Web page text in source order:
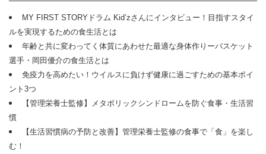
MY FIRST STORYドラム Kid’zさんにインタビュー！目指すスタイ
ルを実現するための食生活とは
年齢と共に変わってく体質にあわせた最適な身体作りーバスケット
選手・岡田優介の食生活とは
免疫力を高めたい！ウイルスに負けず健康に過ごすための基本ポイ
ント3つ
【管理栄養士監修】メタボリックシンドロームを防ぐ食事・生活習
慣
【生活習慣病の予防と改善】管理栄養士監修の食事で「食」を楽し
む！